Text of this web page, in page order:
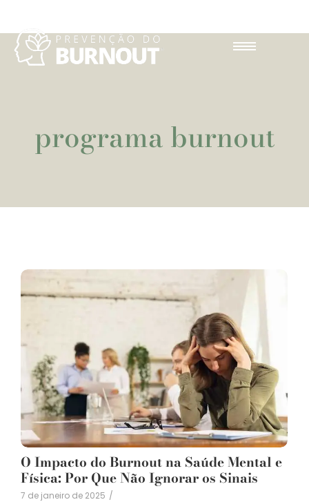
programa burnout
O Impacto do Burnout na Saúde Mental e
Física: Por Que Não Ignorar os Sinais
7 de janeiro de 2025 /